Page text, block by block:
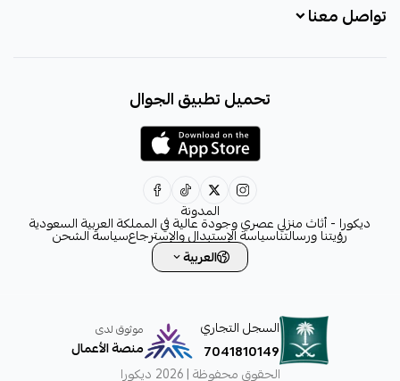
تواصل معنا
decora6586@gmail.com
تحميل تطبيق الجوال
المدونة
ديكورا - أثاث منزلي عصري وجودة عالية في المملكة العربية السعودية
رؤيتنا ورسالتناسياسة الإستبدال والإسترجاعسياسة الشحن
العربية
السجل التجاري
7041810149
موثوق لدى
منصة الأعمال
الحقوق محفوظة | 2026
ديكورا